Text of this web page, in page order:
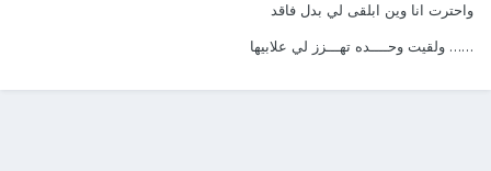
واحترت انا وين ابلقى لي بدل فاقد
…… ولقيت وحــــده تهـــزز لي علابيها